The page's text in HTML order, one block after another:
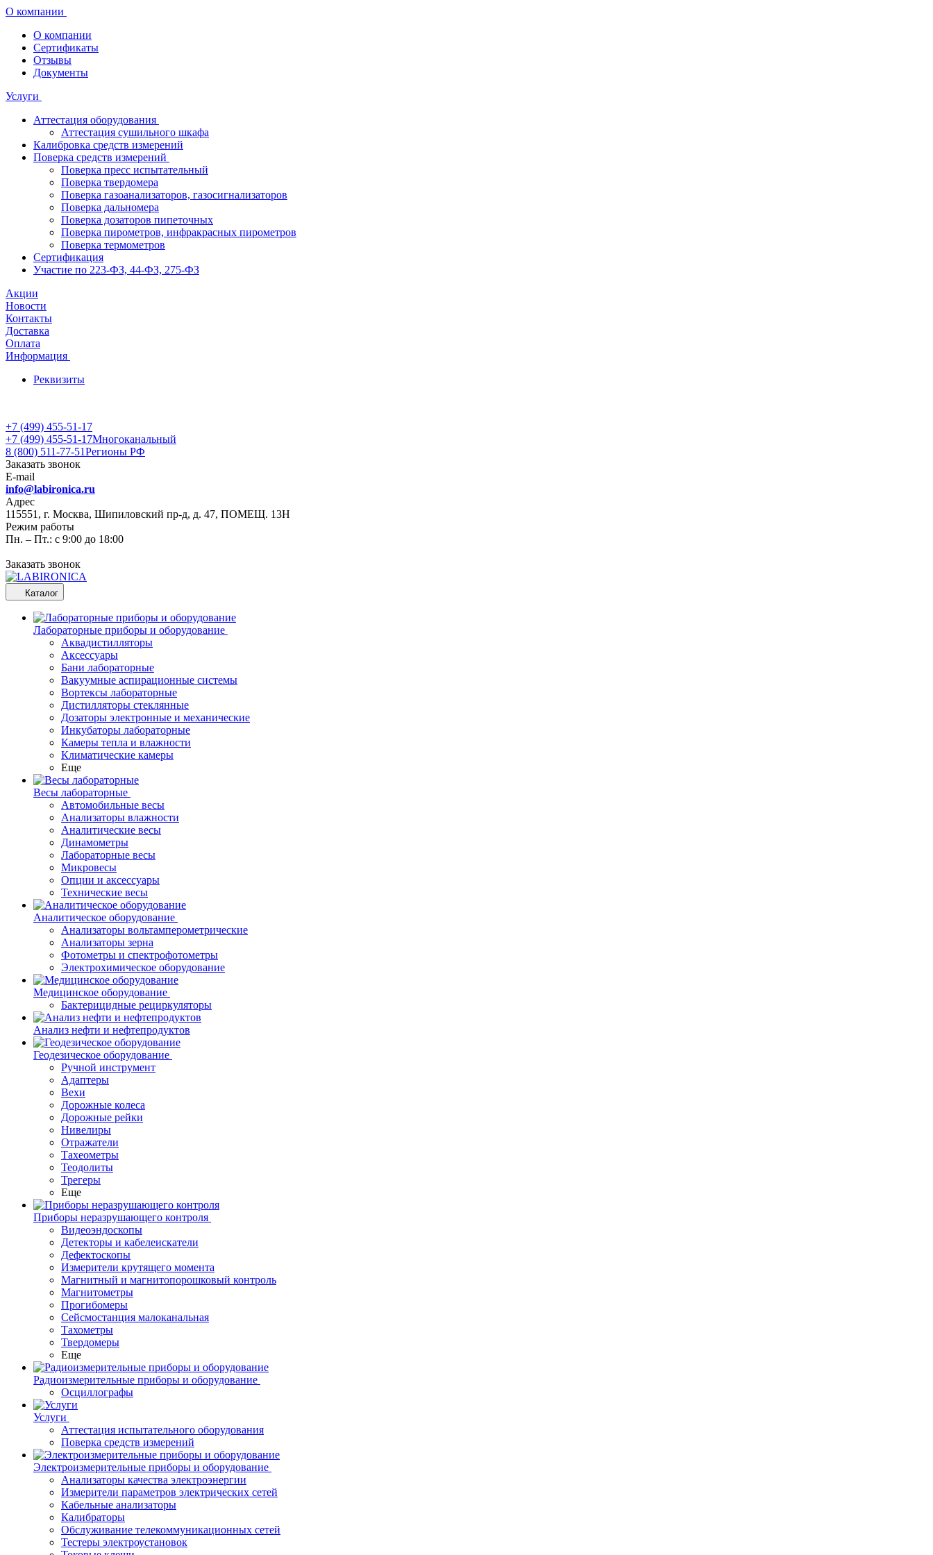
О компании
О компании
Сертификаты
Отзывы
Документы
Услуги
Аттестация оборудования
Аттестация сушильного шкафа
Калибровка средств измерений
Поверка средств измерений
Поверка пресс испытательный
Поверка твердомера
Поверка газоанализаторов, газосигнализаторов
Поверка дальномера
Поверка дозаторов пипеточных
Поверка пирометров, инфракрасных пирометров
Поверка термометров
Сертификация
Участие по 223-ФЗ, 44-ФЗ, 275-ФЗ
Акции
Новости
Контакты
Доставка
Оплата
Информация
Реквизиты
+7 (499) 455-51-17
+7 (499) 455-51-17Многоканальный
8 (800) 511-77-51Регионы РФ
Заказать звонок
E-mail
info@labironica.ru
Адрес
115551, г. Москва, Шипиловский пр-д, д. 47, ПОМЕЩ. 13Н
Режим работы
Пн. – Пт.: с 9:00 до 18:00
Заказать звонок
Каталог
Лабораторные приборы и оборудование
Аквадистилляторы
Аксессуары
Бани лабораторные
Вакуумные аспирационные системы
Вортексы лабораторные
Дистилляторы стеклянные
Дозаторы электронные и механические
Инкубаторы лабораторные
Камеры тепла и влажности
Климатические камеры
Еще
Весы лабораторные
Автомобильные весы
Анализаторы влажности
Аналитические весы
Динамометры
Лабораторные весы
Микровесы
Опции и аксессуары
Технические весы
Аналитическое оборудование
Анализаторы вольтамперометрические
Анализаторы зерна
Фотометры и спектрофотометры
Электрохимическое оборудование
Медицинское оборудование
Бактерицидные рециркуляторы
Анализ нефти и нефтепродуктов
Геодезическое оборудование
Ручной инструмент
Адаптеры
Вехи
Дорожные колеса
Дорожные рейки
Нивелиры
Отражатели
Тахеометры
Теодолиты
Трегеры
Еще
Приборы неразрушающего контроля
Видеоэндоскопы
Детекторы и кабелеискатели
Дефектоскопы
Измерители крутящего момента
Магнитный и магнитопорошковый контроль
Магнитометры
Прогибомеры
Сейсмостанция малоканальная
Тахометры
Твердомеры
Еще
Радиоизмерительные приборы и оборудование
Осциллографы
Услуги
Аттестация испытательного оборудования
Поверка средств измерений
Электроизмерительные приборы и оборудование
Анализаторы качества электроэнергии
Измерители параметров электрических сетей
Кабельные анализаторы
Калибраторы
Обслуживание телекоммуникационных сетей
Тестеры электроустановок